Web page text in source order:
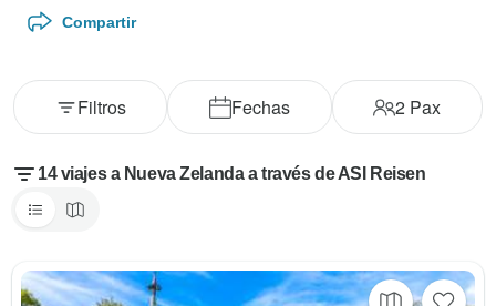
Compartir
Fechas 2 Pax
Filtros
14 viajes a Nueva Zelanda a través de ASI Reisen